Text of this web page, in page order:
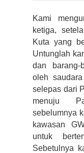
Kami
ketiga,
Kuta yang
Untunglah
dan barang-
oleh
selepas dari
menuju
sebelumnya
kawasan
untuk
Sebetulnya